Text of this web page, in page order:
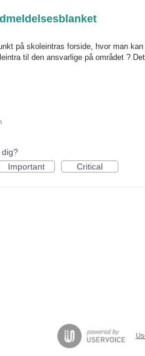
på skoleintras forside, hvor man
til den ansvarlige på området ?
dig?
Important Critical